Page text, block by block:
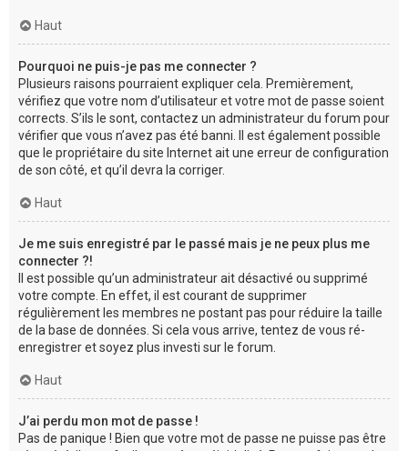
Haut
Pourquoi ne puis-je pas me connecter ?
Plusieurs raisons pourraient expliquer cela. Premièrement,
vérifiez que votre nom d’utilisateur et votre mot de passe soient
corrects. S’ils le sont, contactez un administrateur du forum pour
vérifier que vous n’avez pas été banni. Il est également possible
que le propriétaire du site Internet ait une erreur de configuration
de son côté, et qu’il devra la corriger.
Haut
Je me suis enregistré par le passé mais je ne peux plus me
connecter ?!
Il est possible qu’un administrateur ait désactivé ou supprimé
votre compte. En effet, il est courant de supprimer
régulièrement les membres ne postant pas pour réduire la taille
de la base de données. Si cela vous arrive, tentez de vous ré-
enregistrer et soyez plus investi sur le forum.
Haut
J’ai perdu mon mot de passe !
Pas de panique ! Bien que votre mot de passe ne puisse pas être